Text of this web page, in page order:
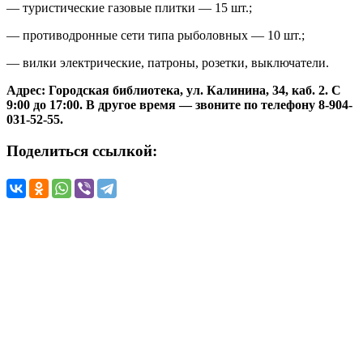
— туристические газовые плитки — 15 шт.;
— противодронные сети типа рыболовных — 10 шт.;
— вилки электрические, патроны, розетки, выключатели.
Адрес: Городская библиотека, ул. Калинина, 34, каб. 2. С
9:00 до 17:00. В другое время — звоните по телефону 8-904-
031-52-55.
Поделиться ссылкой: